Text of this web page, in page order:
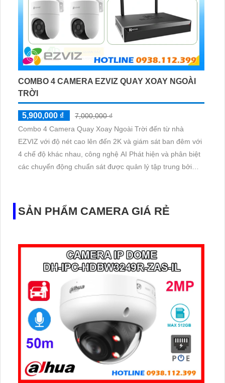
COMBO 4 CAMERA EZVIZ QUAY XOAY NGOÀI
TRỜI
5,900,000 ₫
7,000,000 ₫
Combo 4 Camera Quay Xoay Ngoài Trời đến từ nhà
EZVIZ với độ nét cao lên đến 2K và giám sát ban đêm với
4 chế độ khác nhau, công nghệ AI Phát hiện và phân biệt
các chuyển động chuẩn sát được quản lý tập trung bởi
SẢN PHẨM CAMERA GIÁ RẺ